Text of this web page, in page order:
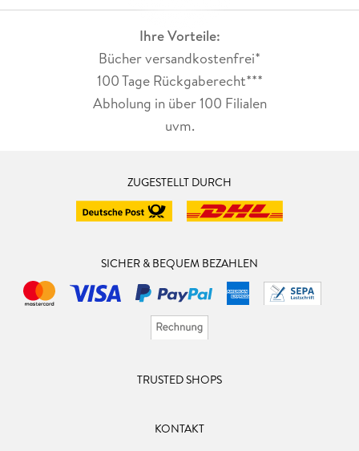
Ihre Vorteile:
Bücher versandkostenfrei*
100 Tage Rückgaberecht***
Abholung in über 100 Filialen
uvm.
ZUGESTELLT DURCH
SICHER & BEQUEM BEZAHLEN
TRUSTED SHOPS
KONTAKT